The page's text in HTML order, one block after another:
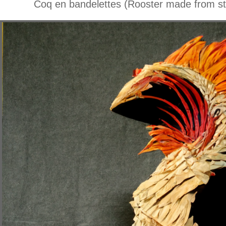
Coq en bandelettes (Rooster made from